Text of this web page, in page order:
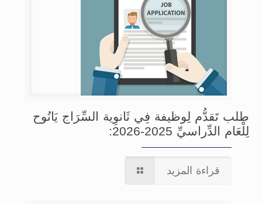
طلب تَقدُّم لِوظيفة فِي ثَانوِية السِّرَاج يَانُوح
لِلْعَام الدِّراسيِّ 2025-2026:
قراءة المزيد